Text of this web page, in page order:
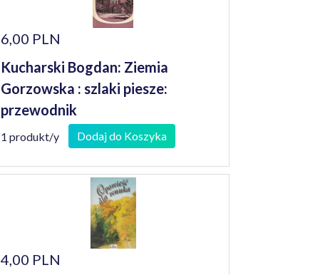
6,00 PLN
Kucharski Bogdan: Ziemia
Gorzowska : szlaki piesze:
przewodnik
1 produkt/y Dodaj do Koszyka
4,00 PLN